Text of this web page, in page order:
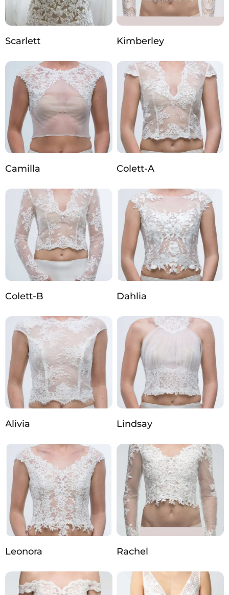
Scarlett Kimberley
Camilla Colett-A
Colett-B Dahlia
Alivia Lindsay
Leonora Rachel